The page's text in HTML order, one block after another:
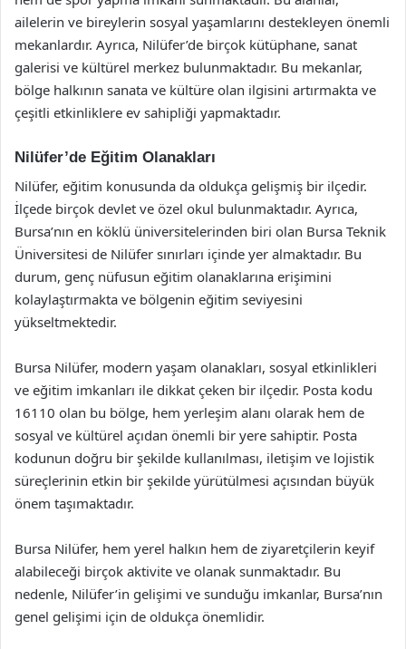
ailelerin ve bireylerin sosyal yaşamlarını destekleyen önemli
mekanlardır. Ayrıca, Nilüfer’de birçok kütüphane, sanat
galerisi ve kültürel merkez bulunmaktadır. Bu mekanlar,
bölge halkının sanata ve kültüre olan ilgisini artırmakta ve
çeşitli etkinliklere ev sahipliği yapmaktadır.
Nilüfer’de Eğitim Olanakları
Nilüfer, eğitim konusunda da oldukça gelişmiş bir ilçedir.
İlçede birçok devlet ve özel okul bulunmaktadır. Ayrıca,
Bursa’nın en köklü üniversitelerinden biri olan Bursa Teknik
Üniversitesi de Nilüfer sınırları içinde yer almaktadır. Bu
durum, genç nüfusun eğitim olanaklarına erişimini
kolaylaştırmakta ve bölgenin eğitim seviyesini
yükseltmektedir.
Bursa Nilüfer, modern yaşam olanakları, sosyal etkinlikleri
ve eğitim imkanları ile dikkat çeken bir ilçedir. Posta kodu
16110 olan bu bölge, hem yerleşim alanı olarak hem de
sosyal ve kültürel açıdan önemli bir yere sahiptir. Posta
kodunun doğru bir şekilde kullanılması, iletişim ve lojistik
süreçlerinin etkin bir şekilde yürütülmesi açısından büyük
önem taşımaktadır.
Bursa Nilüfer, hem yerel halkın hem de ziyaretçilerin keyif
alabileceği birçok aktivite ve olanak sunmaktadır. Bu
nedenle, Nilüfer’in gelişimi ve sunduğu imkanlar, Bursa’nın
genel gelişimi için de oldukça önemlidir.